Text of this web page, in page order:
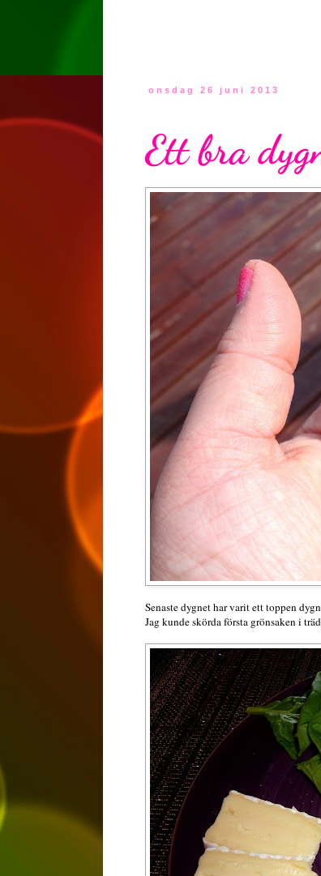
onsdag 26 juni 2013
Ett bra
Senaste dygnet har varit ett toppen
Jag kunde skörda första grönsaken i